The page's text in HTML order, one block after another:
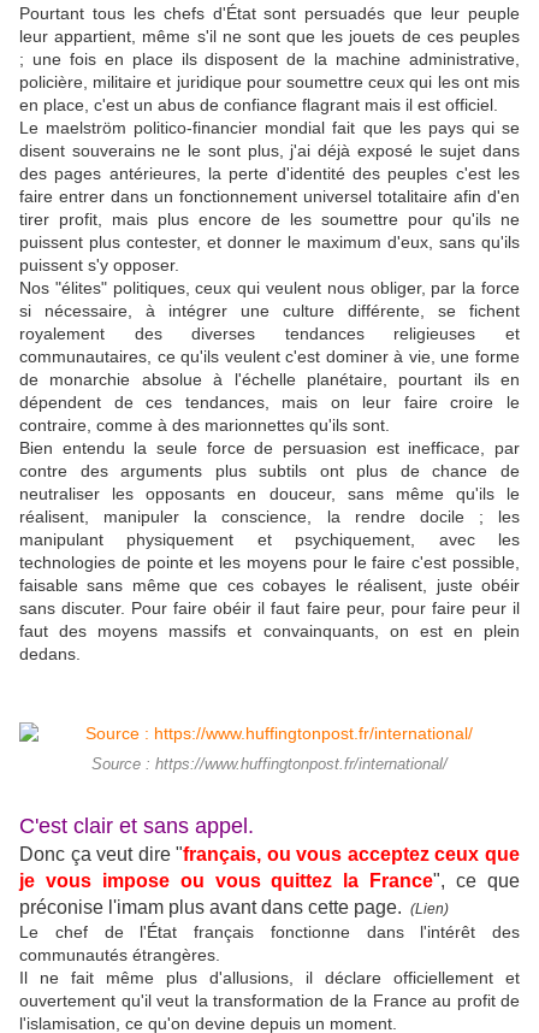
Pourtant tous les chefs d'État sont persuadés que leur peuple
leur appartient, même s'il ne sont que les jouets de ces peuples
; une fois en place ils disposent de la machine administrative,
policière, militaire et juridique pour soumettre ceux qui les ont mis
en place, c'est un abus de confiance flagrant mais il est officiel.
Le maelström politico-financier mondial fait que les pays qui se
disent souverains ne le sont plus, j'ai déjà exposé le sujet dans
des pages antérieures, la perte d'identité des peuples c'est les
faire entrer dans un fonctionnement universel totalitaire afin d'en
tirer profit, mais plus encore de les soumettre pour qu'ils ne
puissent plus contester, et donner le maximum d'eux, sans qu'ils
puissent s'y opposer.
Nos "élites" politiques, ceux qui veulent nous obliger, par la force
si nécessaire, à intégrer une culture différente, se fichent
royalement des diverses tendances religieuses et
communautaires, ce qu'ils veulent c'est dominer à vie, une forme
de monarchie absolue à l'échelle planétaire, pourtant ils en
dépendent de ces tendances, mais on leur faire croire le
contraire, comme à des marionnettes qu'ils sont.
Bien entendu la seule force de persuasion est inefficace, par
contre des arguments plus subtils ont plus de chance de
neutraliser les opposants en douceur, sans même qu'ils le
réalisent, manipuler la conscience, la rendre docile ; les
manipulant physiquement et psychiquement, avec les
technologies de pointe et les moyens pour le faire c'est possible,
faisable sans même que ces cobayes le réalisent, juste obéir
sans discuter. Pour faire obéir il faut faire peur, pour faire peur il
faut des moyens massifs et convainquants, on est en plein
dedans.
Source : https://www.huffingtonpost.fr/international/
C'est clair et sans appel.
Donc ça veut dire "français, ou vous acceptez ceux que
je vous impose ou vous quittez la France", ce que
préconise l'imam plus avant dans cette page. (Lien)
Le chef de l'État français fonctionne dans l'intérêt des
communautés étrangères.
Il ne fait même plus d'allusions, il déclare officiellement et
ouvertement qu'il veut la transformation de la France au profit de
l'islamisation, ce qu'on devine depuis un moment.